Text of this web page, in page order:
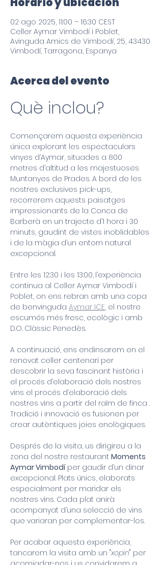
02 ago 2025, 11:00 – 16:30 CEST
Celler Aymar Vimbodí i Poblet,
Avinguda Amics de Vimbodí, 25, 43430
Vimbodí, Tarragona, Espanya
Acerca del evento
Què inclou?
Començarem aquesta experiència
única explorant les espectaculars
vinyes d’Aymar, situades a 800
metres d’altitud a les majestuoses
Muntanyes de Prades. A bord de les
nostres exclusives pick-ups,
recorrerem aquests paisatges
impressionants de la Conca de
Barberà en un trajecte d’1 hora i 30
minuts, gaudint de vistes inoblidables
i de la màgia d’un entorn natural
excepcional.
Entre les 12:30 i les 13:00, l’experiència
continua al Celler Aymar Vimbodí i
Poblet, on ens rebran amb una copa
de benvinguda Aymar ICE, el nostre
escumós més fresc, ecològic i amb
D.O. Clàssic Penedès.
A continuació, ens endinsarem en el
renovat celler centenari per
descobrir la seva fascinant història i
el procés d’elaboració dels nostres
vins el procés d’elaboració dels
nostres vins a partir del raïm de finca .
Tradició i innovació es fusionen per
crear autèntiques joies enològiques.
Després de la visita, us dirigireu a la
zona del nostre restaurant Moments
Aymar Vimbodí per gaudir d’un dinar
excepcional. Plats únics, elaborats
especialment per maridar els
nostres vins. Cada plat anirà
acompanyat d’una selecció de vins
que variaran per complementar-los.
Per acabar aquesta experiència,
tancarem la visita amb un "xopin" per